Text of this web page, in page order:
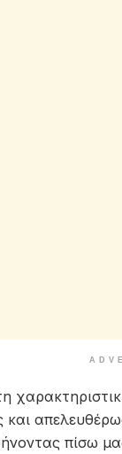
και
πίσω